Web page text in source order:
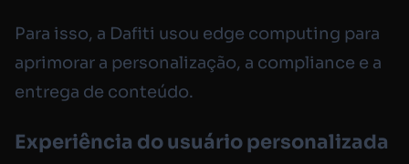
Para isso, a Dafiti usou edge computing para
aprimorar a personalização, a compliance e a
entrega de conteúdo.
Experiência do usuário personalizada